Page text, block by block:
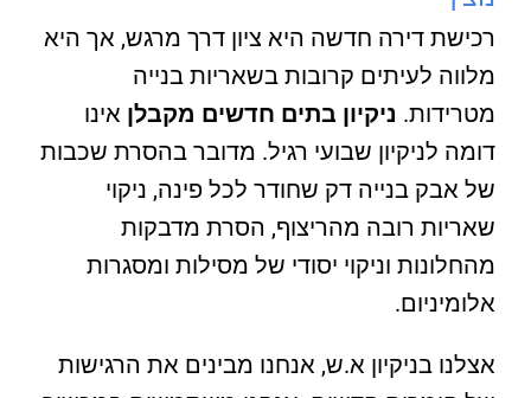
רכישת דירה חדשה היא ציון דרך מרגש, אך היא
מלווה לעיתים קרובות בשאריות בנייה
מטרידות. ניקיון בתים חדשים מקבלן אינו
דומה לניקיון שבועי רגיל. מדובר בהסרת שכבות
של אבק בנייה דק שחודר לכל פינה, ניקוי
שאריות רובה מהריצוף, הסרת מדבקות
מהחלונות וניקוי יסודי של מסילות ומסגרות
אלומיניום.
אצלנו בניקיון א.ש, אנחנו מבינים את הרגישות